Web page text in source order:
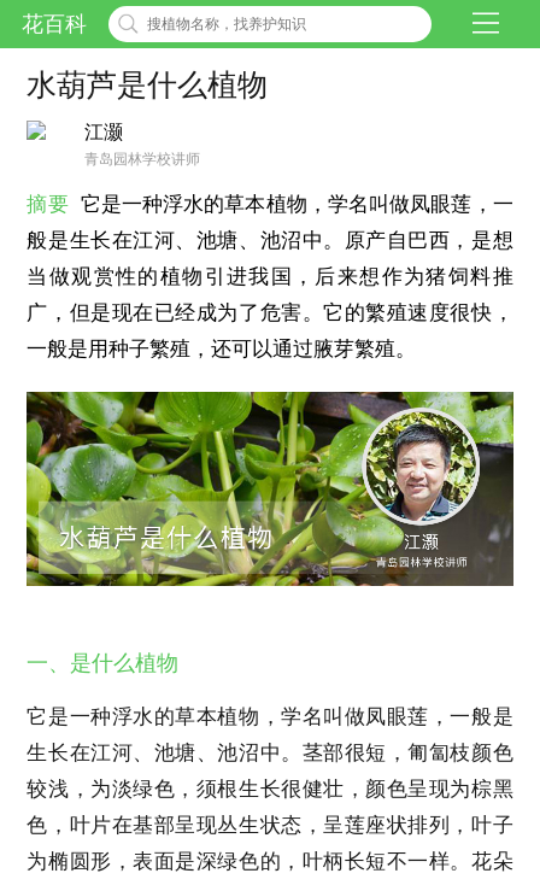
花百科
水葫芦是什么植物
江灏
青岛园林学校讲师
摘要 它是一种浮水的草本植物，学名叫做凤眼莲，一
般是生长在江河、池塘、池沼中。原产自巴西，是想
当做观赏性的植物引进我国，后来想作为猪饲料推
广，但是现在已经成为了危害。它的繁殖速度很快，
一般是用种子繁殖，还可以通过腋芽繁殖。
一、是什么植物
它是一种浮水的草本植物，学名叫做凤眼莲，一般是
生长在江河、池塘、池沼中。茎部很短，匍匐枝颜色
较浅，为淡绿色，须根生长很健壮，颜色呈现为棕黑
色，叶片在基部呈现丛生状态，呈莲座状排列，叶子
为椭圆形，表面是深绿色的，叶柄长短不一样。花朵